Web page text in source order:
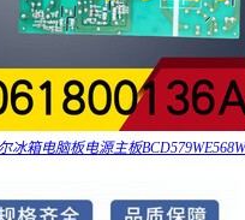
冰箱电脑板电源主板